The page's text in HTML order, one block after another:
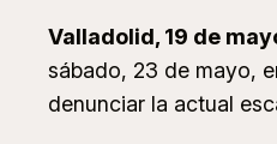
Valladolid, 19 de
sábado, 23 de mayo,
denunciar la actual